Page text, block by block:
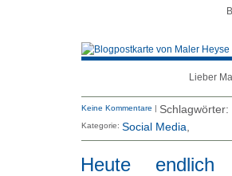
Lieber
Keine Kommentare | Schlagwörter:
Kategorie: Social Media
Heute